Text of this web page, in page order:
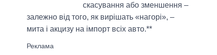
скасування або зменшення –
залежно від того, як вирішать «нагорі», –
мита і акцизу на імпорт всіх авто.**